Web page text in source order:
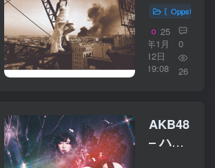
1kHz／
16bit】
日本区
〖OppsUplus
25
年1月
12日
19:08
0
26
AKB48
– ハロ